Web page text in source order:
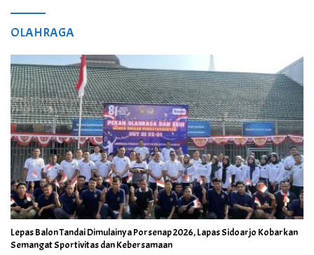
OLAHRAGA
Lepas Balon Tandai Dimulainya Porsenap 2026, Lapas Sidoarjo Kobarkan
Semangat Sportivitas dan Kebersamaan